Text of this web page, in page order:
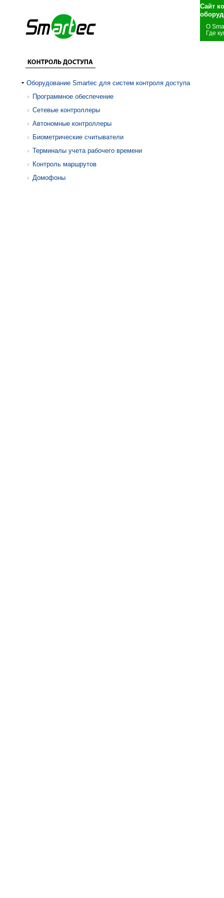
Сайт
О
Где
Оборудование Smartec для систем контроля доступа
Программное обеспечение
Сетевые контроллеры
Автономные контроллеры
Биометрические считыватели
Терминалы учета рабочего времени
Контроль маршрутов
Домофоны